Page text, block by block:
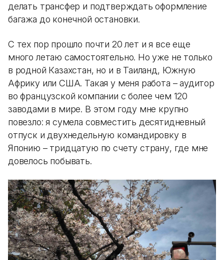
делать трансфер и подтверждать оформление
багажа до конечной остановки.
С тех пор прошло почти 20 лет и я все еще
много летаю самостоятельно. Но уже не только
в родной Казахстан, но и в Таиланд, Южную
Африку или США. Такая у меня работа – аудитор
во французской компании с более чем 120
заводами в мире. В этом году мне крупно
повезло: я сумела совместить десятидневный
отпуск и двухнедельную командировку в
Японию – тридцатую по счету страну, где мне
довелось побывать.